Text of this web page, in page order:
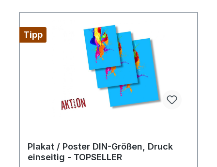
Tipp
Plakat / Poster DIN-Größen, Druck
einseitig - TOPSELLER